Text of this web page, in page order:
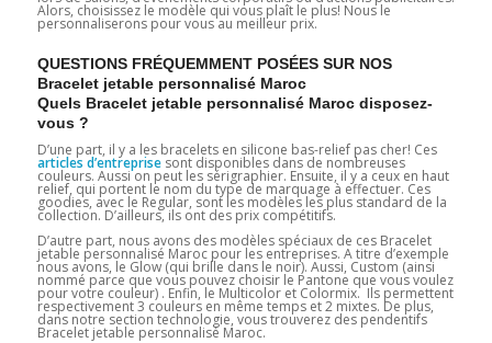
Alors, choisissez le modèle qui vous plaît le plus! Nous le
personnaliserons pour vous au meilleur prix.
QUESTIONS FRÉQUEMMENT POSÉES SUR NOS
Bracelet jetable personnalisé Maroc
Quels Bracelet jetable personnalisé Maroc disposez-
vous ?
D’une part, il y a les bracelets en silicone bas-relief pas cher! Ces
articles d’entreprisesont disponibles dans de nombreuses
couleurs. Aussi on peut les sérigraphier. Ensuite, il y a ceux en haut
relief, qui portent le nom du type de marquage à effectuer. Ces
goodies, avec le Regular, sont les modèles les plus standard de la
collection. D’ailleurs, ils ont des prix compétitifs.
D’autre part, nous avons des modèles spéciaux de ces Bracelet
jetable personnalisé Maroc pour les entreprises. A titre d’exemple
nous avons, le Glow (qui brille dans le noir). Aussi, Custom (ainsi
nommé parce que vous pouvez choisir le Pantone que vous voulez
pour votre couleur) . Enfin, le Multicolor et Colormix. Ils permettent
respectivement 3 couleurs en même temps et 2 mixtes. De plus,
dans notre section technologie, vous trouverez des pendentifs
Bracelet jetable personnalisé Maroc.